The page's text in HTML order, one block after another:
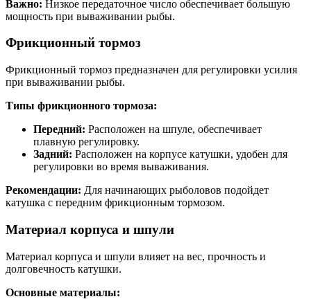
Важно: Низкое передаточное число обеспечивает большую
мощность при вываживании рыбы.
Фрикционный тормоз
Фрикционный тормоз предназначен для регулировки усилия
при вываживании рыбы.
Типы фрикционного тормоза:
Передний: Расположен на шпуле, обеспечивает
плавную регулировку.
Задний: Расположен на корпусе катушки, удобен для
регулировки во время вываживания.
Рекомендации: Для начинающих рыболовов подойдет
катушка с передним фрикционным тормозом.
Материал корпуса и шпули
Материал корпуса и шпули влияет на вес, прочность и
долговечность катушки.
Основные материалы: